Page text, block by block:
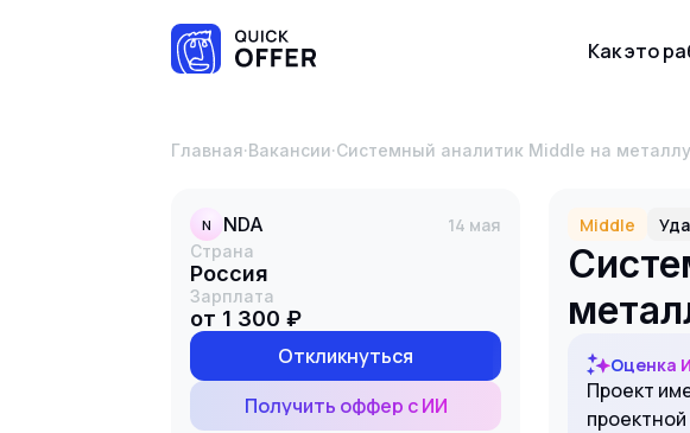
Как это
Главная·Вакансии· Системный аналитик Middle на
N NDA 14 мая
Страна
Россия
Зарплата
от 1 300 ₽
Откликнуться
Получить оффер с ИИ
Middle
Оценка
Проект